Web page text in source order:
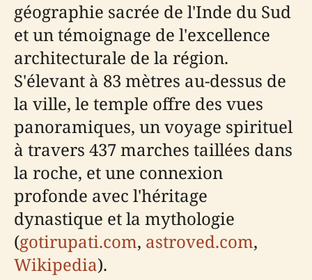
géographie sacrée de l'Inde du Sud
et un témoignage de l'excellence
architecturale de la région.
S'élevant à 83 mètres au-dessus de
la ville, le temple offre des vues
panoramiques, un voyage spirituel
à travers 437 marches taillées dans
la roche, et une connexion
profonde avec l'héritage
dynastique et la mythologie
(gotirupati.com, astroved.com,
Wikipedia).